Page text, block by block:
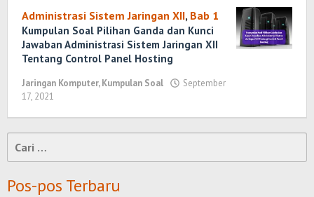
Administrasi Sistem Jaringan XII, Bab 1
Kumpulan Soal Pilihan Ganda dan Kunci
Jawaban Administrasi Sistem Jaringan XII
Tentang Control Panel Hosting
Jaringan Komputer,Kumpulan Soal
September
17, 2021
Cari
untuk:
Pos-pos Terbaru